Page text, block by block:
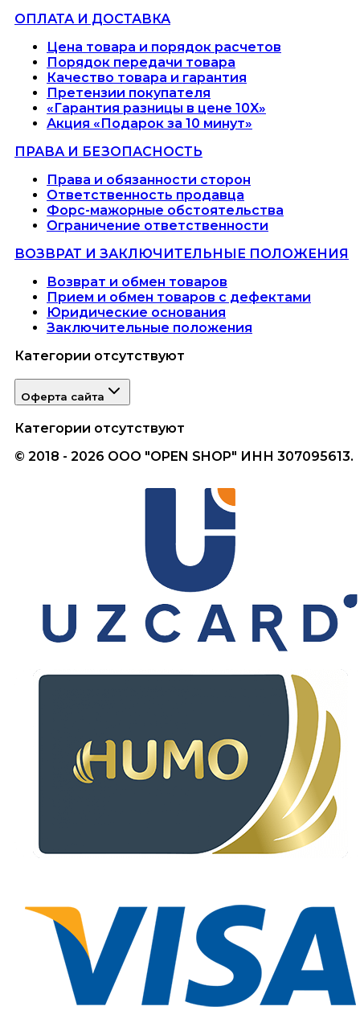
ОПЛАТА И ДОСТАВКА
Цена товара и порядок расчетов
Порядок передачи товара
Качество товара и гарантия
Претензии покупателя
«Гарантия разницы в цене 10X»
Акция «Подарок за 10 минут»
ПРАВА И БЕЗОПАСНОСТЬ
Права и обязанности сторон
Ответственность продавца
Форс-мажорные обстоятельства
Ограничение ответственности
ВОЗВРАТ И ЗАКЛЮЧИТЕЛЬНЫЕ ПОЛОЖЕНИЯ
Возврат и обмен товаров
Прием и обмен товаров с дефектами
Юридические основания
Заключительные положения
Категории отсутствуют
Оферта сайта
Категории отсутствуют
© 2018 - 2026 ООО "OPEN SHOP" ИНН 307095613.